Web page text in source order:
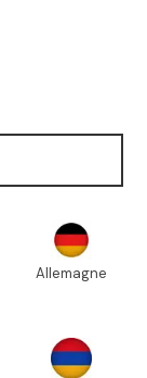
Allemagne